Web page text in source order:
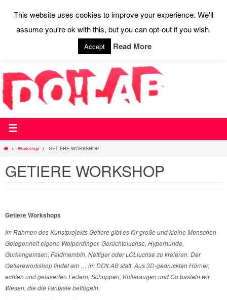
STARTSEITE WEBSHOP WIR SAGEN DO!
AKTUELLES
CONTACT PRESSE
Workshop GETIERE WORKSHOP
GETIERE WORKSHOP
Getiere Workshops
Im Rahmen des Kunstprojekts Getiere gibt es für große und kleine Menschen
Gelegenheit eigene Wolperdinger, Gerüchteluchse, Hyperhunde,
Gurkengemsen, Feldmembln, Nettiger oder LOLluchse zu kreieren. Der
Getiereworkshop findet am … im DO!LAB statt. Aus 3D-gedruckten Hörner,
echten und gelaserten Federn, Schuppen, Kulleraugen und Co basteln wir
Wesen, die die Fantasie beflügeln.
This website uses cookies to improve your experience. We'll
assume you're ok with this, but you can opt-out if you wish.
Accept Read More